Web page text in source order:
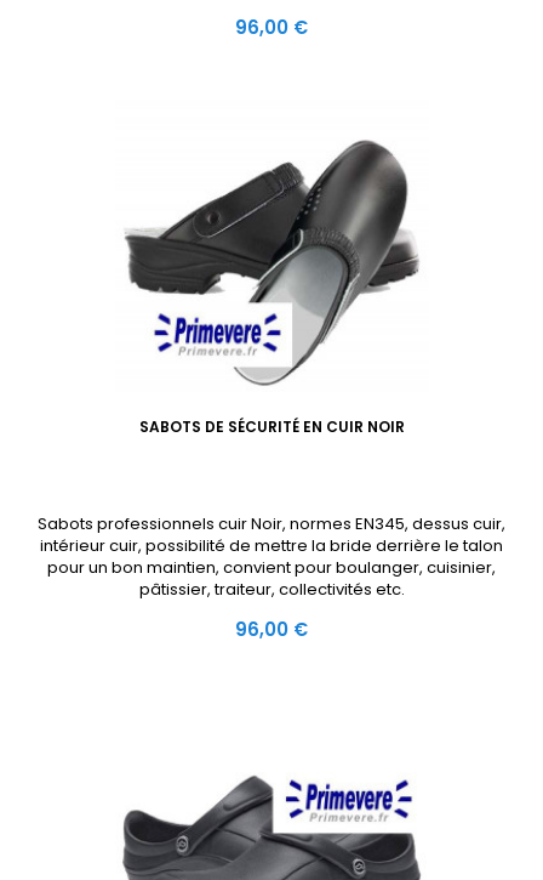
Prix
96,00 €
SABOTS DE SÉCURITÉ EN CUIR NOIR
Sabots professionnels cuir Noir, normes EN345, dessus cuir,
intérieur cuir, possibilité de mettre la bride derrière le talon
pour un bon maintien, convient pour boulanger, cuisinier,
pâtissier, traiteur, collectivités etc.
Prix
96,00 €